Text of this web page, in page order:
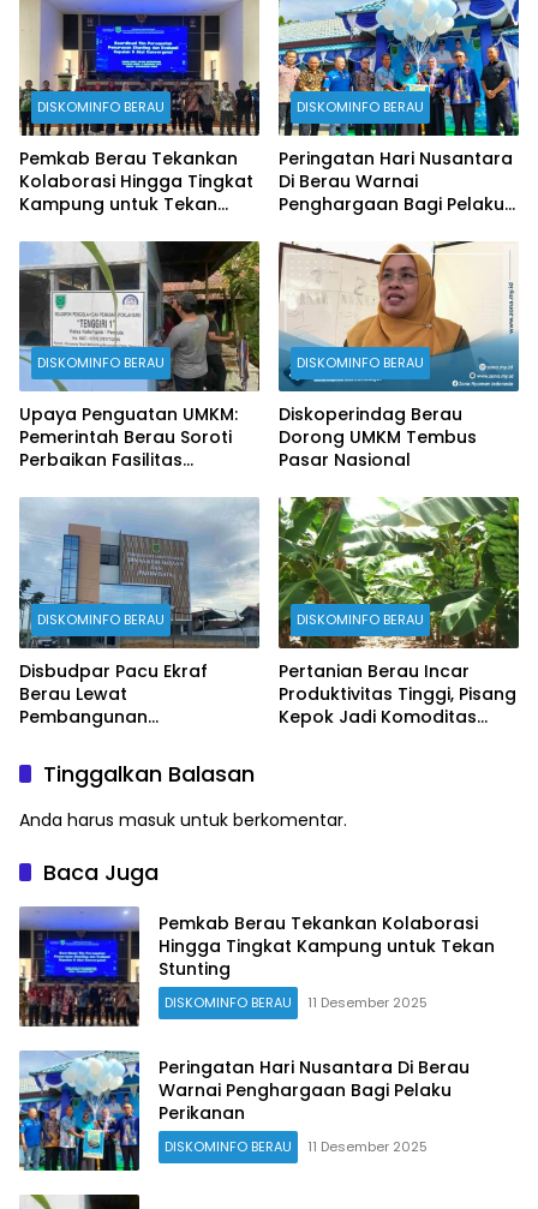
DISKOMINFO BERAU
Pemkab Berau Tekankan
Kolaborasi Hingga Tingkat
Kampung untuk Tekan
DISKOMINFO BERAU
Peringatan Hari Nusantara
Di Berau Warnai
Penghargaan Bagi Pelaku
DISKOMINFO BERAU
Upaya Penguatan UMKM:
Pemerintah Berau Soroti
Perbaikan Fasilitas
DISKOMINFO BERAU
Diskoperindag Berau
Dorong UMKM Tembus
Pasar Nasional
DISKOMINFO BERAU
Disbudpar Pacu Ekraf
Berau Lewat
Pembangunan
DISKOMINFO BERAU
Pertanian Berau Incar
Produktivitas Tinggi, Pisang
Kepok Jadi Komoditas
Tinggalkan Balasan
Anda harus masuk untuk berkomentar.
Baca Juga
Pemkab Berau Tekankan Kolaborasi
Hingga Tingkat Kampung untuk Tekan
Stunting
DISKOMINFO BERAU 11 Desember 2025
Peringatan Hari Nusantara Di Berau
Warnai Penghargaan Bagi Pelaku
Perikanan
DISKOMINFO BERAU 11 Desember 2025